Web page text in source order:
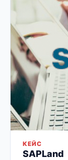
КЕЙС
SAPLand